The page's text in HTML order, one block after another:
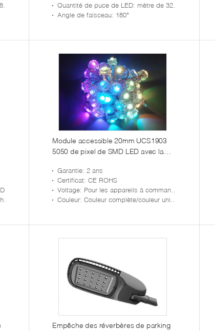
Quantité de puce de LED: mètre de 320 puces
Angle de faisceau: 180°
Module accessible 20mm UCS1903
5050 de pixel de SMD LED avec la
Garantie: 2 ans
Certificat: CE ROHS
Voltage: Pour les appareils à commande numérique
Couleur: Couleur complète/couleur unique
Empêche des réverbères de parking